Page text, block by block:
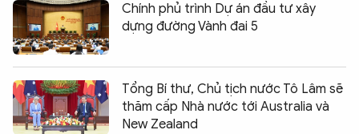
Chính phủ trình Dự án đầu tư xây
dựng đường Vành đai 5
Tổng Bí thư, Chủ tịch nước Tô Lâm sẽ
thăm cấp Nhà nước tới Australia và
New Zealand